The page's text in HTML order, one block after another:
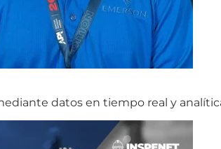
datos en tiempo real y